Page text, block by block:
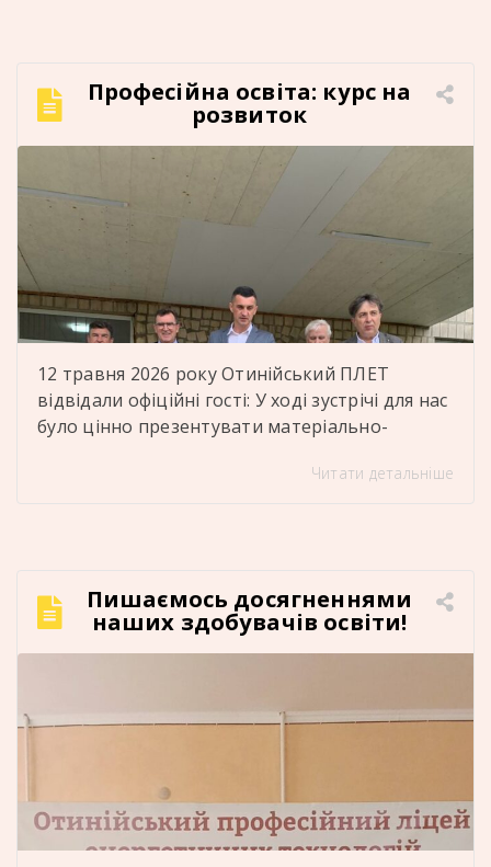
Професійна освіта: курс на
розвиток
12 травня 2026 року Отинійський ПЛЕТ
відвідали офіційні гості: У ході зустрічі для нас
було цінно презентувати матеріально-
майстерні, лабораторії та гуртожиток, де
теплу та дружню атмосферу, конструктивне
спілкування та фаховий […]
Читати детальніше
Пишаємось досягненнями
наших здобувачів освіти!